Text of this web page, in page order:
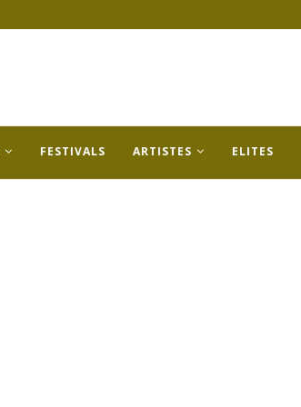
FESTIVALS ARTISTES ELITES